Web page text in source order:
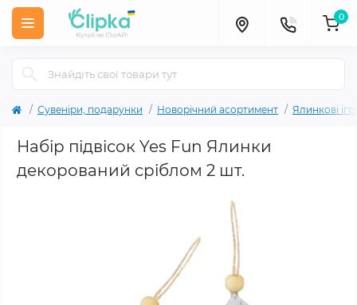
0
Сувеніри, подарунки Новорічний асортимент Ялинкові
Набір підвісок Yes Fun Ялинки
декорований сріблом 2 шт.